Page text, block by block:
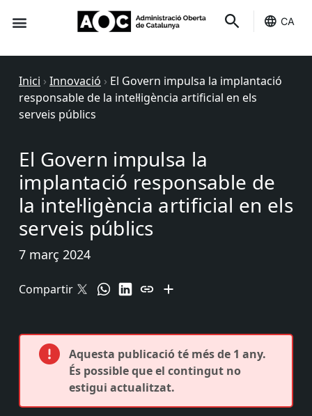
CA
Inici › Innovació › El Govern impulsa la implantació
responsable de la intel·ligència artificial en els
serveis públics
El Govern impulsa la
implantació responsable de
la intel·ligència artificial en els
serveis públics
7 març 2024
Compartir
Aquesta publicació té més de 1 any.
És possible que el contingut no
estigui actualitzat.